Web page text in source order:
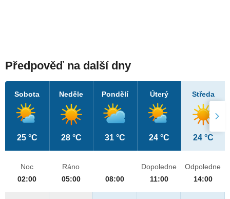
Předpověď na další dny
Sobota
25 °C
Neděle
28 °C
Pondělí
31 °C
Úterý
24 °C
Středa
24 °C
Noc
02:00
Ráno
05:00
08:00
Dopoledne
11:00
Odpoledne
14:00